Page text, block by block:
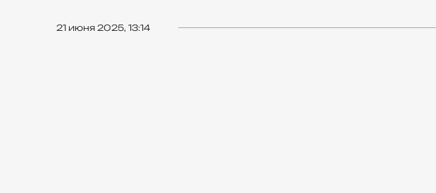
21 июня 2025, 13:14